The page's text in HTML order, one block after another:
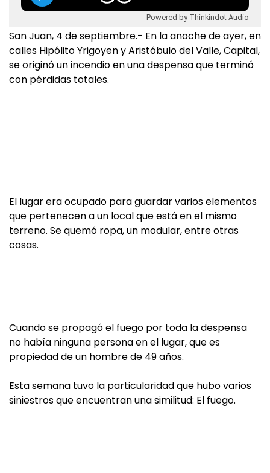
Powered by Thinkindot Audio
San Juan, 4 de septiembre.- En la anoche de ayer, en
calles Hipólito Yrigoyen y Aristóbulo del Valle, Capital,
se originó un incendio en una despensa que terminó
con pérdidas totales.
El lugar era ocupado para guardar varios elementos
que pertenecen a un local que está en el mismo
terreno. Se quemó ropa, un modular, entre otras
cosas.
Cuando se propagó el fuego por toda la despensa
no había ninguna persona en el lugar, que es
propiedad de un hombre de 49 años.
Esta semana tuvo la particularidad que hubo varios
siniestros que encuentran una similitud: El fuego.